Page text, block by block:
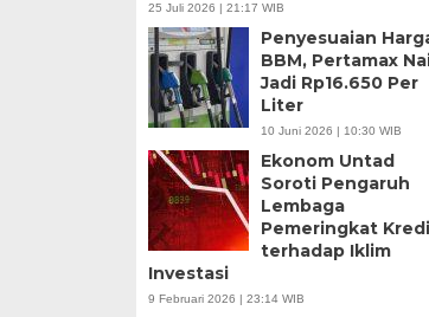
25 Juli 2026 | 21:17 WIB
Penyesuaian
BBM, Pertamax
Jadi Rp16.650 Per
Liter
10 Juni 2026 | 10:30 WIB
Ekonom Untad
Soroti Pengaruh
Lembaga
Pemeringkat
terhadap Iklim
Investasi
9 Februari 2026 | 23:14 WIB